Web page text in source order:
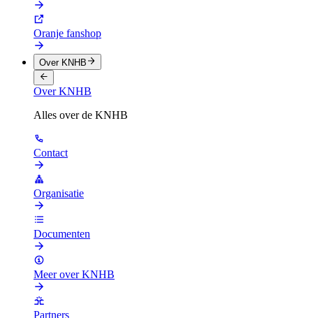
Oranje fanshop
Over KNHB
Over KNHB
Alles over de KNHB
Contact
Organisatie
Documenten
Meer over KNHB
Partners